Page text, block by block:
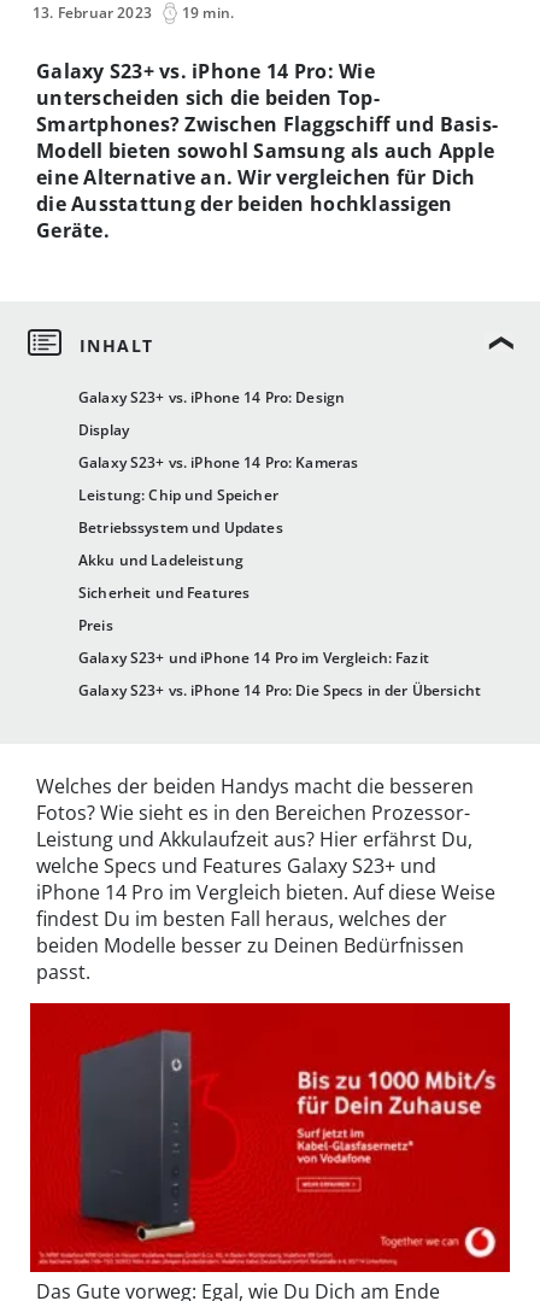
13. Februar 2023 19 min.
Galaxy S23+ vs. iPhone 14 Pro: Design
Display
Galaxy S23+ vs. iPhone 14 Pro: Kameras
Leistung: Chip und Speicher
Betriebssystem und Updates
Akku und Ladeleistung
Sicherheit und Features
Preis
Galaxy S23+ und iPhone 14 Pro im Vergleich: Fazit
Galaxy S23+ vs. iPhone 14 Pro: Die Specs in der Übersicht
Galaxy S23+ vs. iPhone 14 Pro: Wie
unterscheiden sich die beiden Top-
Smartphones? Zwischen Flaggschiff und Basis-
Modell bieten sowohl Samsung als auch Apple
eine Alternative an. Wir vergleichen für Dich
die Ausstattung der beiden hochklassigen
Geräte.
Welches der beiden Handys macht die besseren
Fotos? Wie sieht es in den Bereichen Prozessor-
Leistung und Akkulaufzeit aus? Hier erfährst Du,
welche Specs und Features Galaxy S23+ und
iPhone 14 Pro im Vergleich bieten. Auf diese Weise
findest Du im besten Fall heraus, welches der
beiden Modelle besser zu Deinen Bedürfnissen
passt.
Das Gute vorweg: Egal, wie Du Dich am Ende